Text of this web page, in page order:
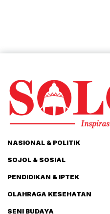
NASIONAL & POLITIK
SOJOL & SOSIAL
PENDIDIKAN & IPTEK
OLAHRAGA KESEHATAN
SENI BUDAYA